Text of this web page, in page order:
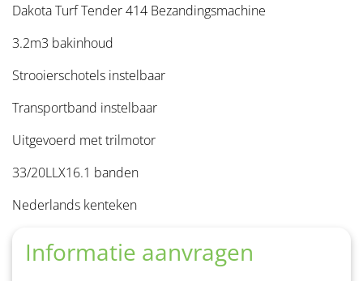
Dakota Turf Tender 414 Bezandingsmachine
3.2m3 bakinhoud
Strooierschotels instelbaar
Transportband instelbaar
Uitgevoerd met trilmotor
33/20LLX16.1 banden
Nederlands kenteken
Informatie aanvragen